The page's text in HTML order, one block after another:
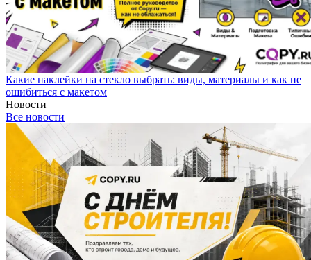
Какие наклейки на стекло выбрать: виды, материалы и как не
ошибиться с макетом
Новости
Все новости